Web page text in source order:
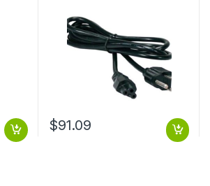
TRIPLE CARGADOR LAPTOP
$91.09